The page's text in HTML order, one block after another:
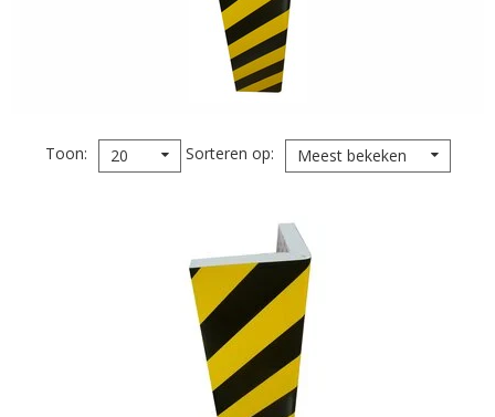
Toon 20 Sorteren op Meest bekeken